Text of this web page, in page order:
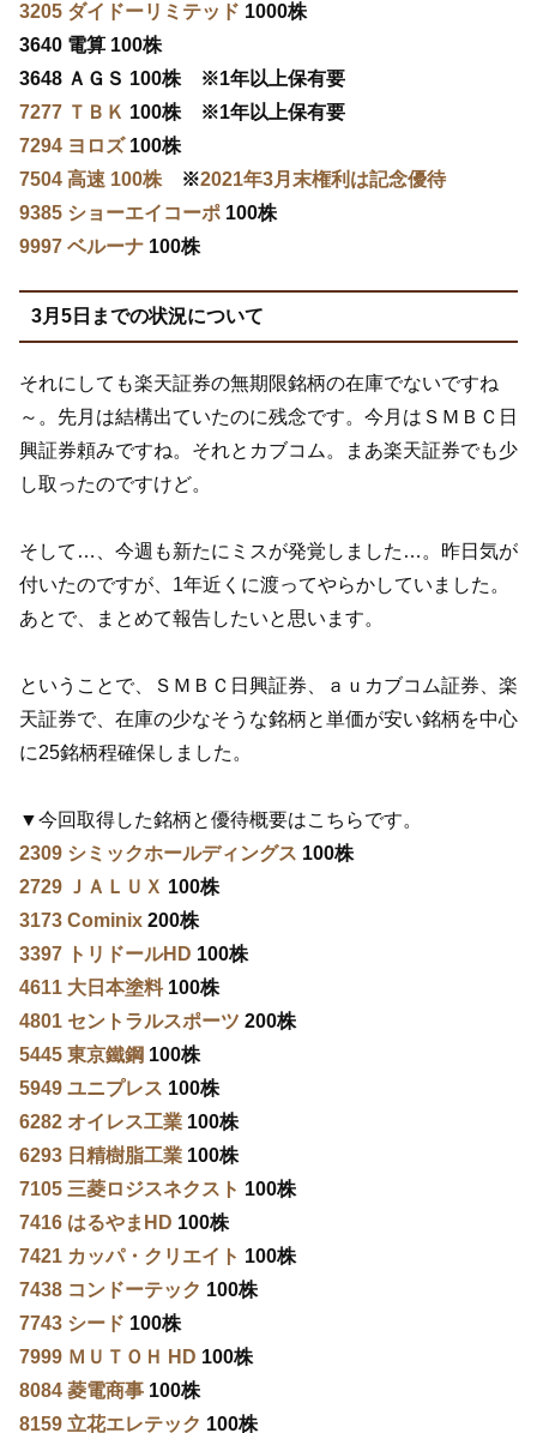
3205 ダイドーリミテッド 1000株
3640 電算 100株
3648 ＡＧＳ 100株 ※1年以上保有要
7277 ＴＢＫ 100株 ※1年以上保有要
7294 ヨロズ100株
7504 高速 100株 ※2021年3月末権利は記念優待
9385 ショーエイコーポ 100株
9997 ベルーナ 100株
3月5日までの状況について
それにしても楽天証券の無期限銘柄の在庫でないですね
～。先月は結構出ていたのに残念です。今月はＳＭＢＣ日
興証券頼みですね。それとカブコム。まあ楽天証券でも少
し取ったのですけど。
そして…、今週も新たにミスが発覚しました…。昨日気が
付いたのですが、1年近くに渡ってやらかしていました。
あとで、まとめて報告したいと思います。
ということで、ＳＭＢＣ日興証券、ａｕカブコム証券、楽
天証券で、在庫の少なそうな銘柄と単価が安い銘柄を中心
に25銘柄程確保しました。
▼今回取得した銘柄と優待概要はこちらです。
2309 シミックホールディングス 100株
2729 ＪＡＬＵＸ 100株
3173 Cominix 200株
3397 トリドールHD 100株
4611 大日本塗料100株
4801 セントラルスポーツ 200株
5445 東京鐵鋼 100株
5949 ユニプレス 100株
6282 オイレス工業 100株
6293 日精樹脂工業 100株
7105 三菱ロジスネクスト 100株
7416 はるやまHD 100株
7421 カッパ・クリエイト 100株
7438 コンドーテック 100株
7743 シード 100株
7999 ＭＵＴＯＨ HD 100株
8084 菱電商事 100株
8159 立花エレテック 100株